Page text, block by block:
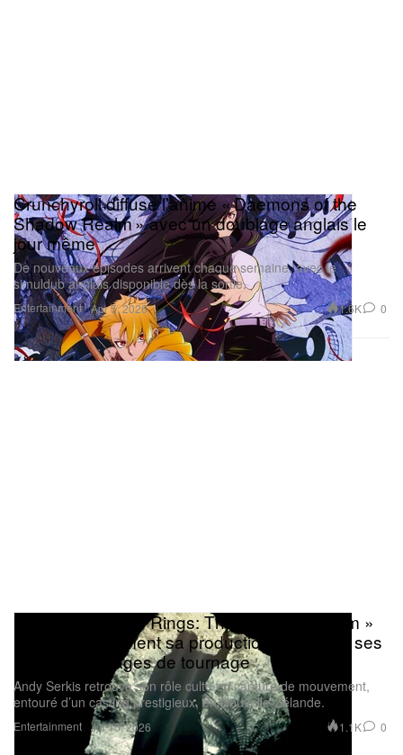
Entertainment
Crunchyroll diffuse l’anime « Daemons of the
Shadow Realm » avec un doublage anglais le
jour même
De nouveaux épisodes arrivent chaque semaine, avec le
simuldub anglais disponible dès la sortie.
Apr 5, 2026 1.6K 0
Entertainment
« The Lord of the Rings: The Hunt for Gollum »
lance officiellement sa production et dévoile ses
premières images de tournage
Andy Serkis retrouve son rôle culte en capture de mouvement,
entouré d’un casting prestigieux, en Nouvelle-Zélande.
Jul 15, 2026 1.1K 0